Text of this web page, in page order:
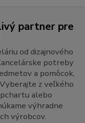
partner pre
od dizajnového
potreby
a pomôcok,
z veľkého
alebo
výhradne
výrobcov.